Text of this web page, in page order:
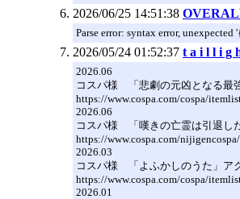
2026/06/25 14:51:38
Parse error: syntax error,
2026/05/24 01:52:37 t a i l l i g
2026.06
コスパ様 「悲劇の元凶となる最
https://www.cospa.com/cospa/
2026.06
コスパ様 「嘆きの亡霊は引退し
https://www.cospa.com/
2026.03
コスパ様 「よふかしのうた」ア
https://www.cospa.com/cospa/
2026.01